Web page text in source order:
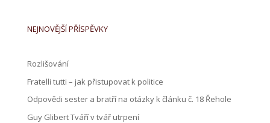
NEJNOVĚJŠÍ PŘÍSPĚVKY
Rozlišování
Fratelli tutti – jak přistupovat k politice
Odpovědi sester a bratří na otázky k článku č. 18 Řehole
Guy Glibert Tváří v tvář utrpení